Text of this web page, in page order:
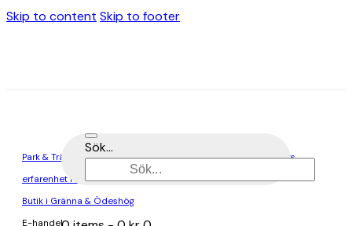
Skip to content Skip to footer
Park & Trädgårdsmaskiner är en del av Elektro-Pär, med 80 års
erfarenhet i branschen
Butik i Gränna & Ödeshög
E-handel
Sök...